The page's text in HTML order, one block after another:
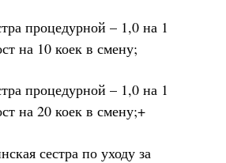
процедурной – 1,0 на 1
на 10 коек в смену;
процедурной – 1,0 на 1
на 20 коек в смену;+
сестра по уходу за